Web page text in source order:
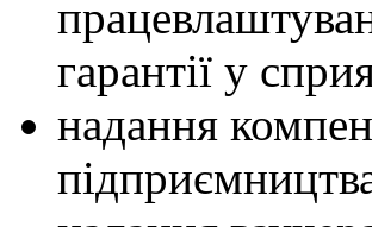
гарантії у
надання